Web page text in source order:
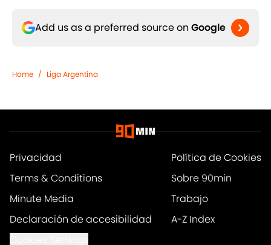
Add us as a preferred source on Google
Home / Liga Argentina
Privacidad
Política de Cookies
Terms & Conditions
Sobre 90min
Minute Media
Trabajo
Declaración de accesibilidad
A-Z Index